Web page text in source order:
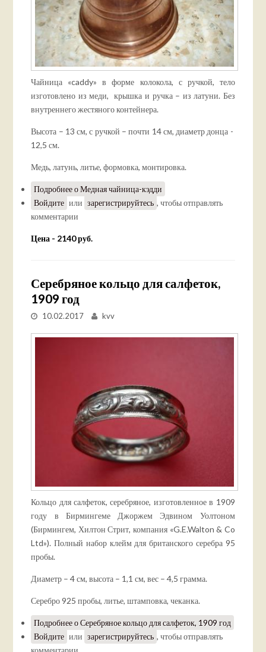
Чайница «caddy» в форме колокола, с ручкой, тело
изготовлено из меди, крышка и ручка – из латуни. Без
внутреннего жестяного контейнера.
Высота – 13 см, с ручкой – почти 14 см, диаметр донца -
12,5 см.
Медь, латунь, литье, формовка, монтировка.
Подробнеео Медная чайница-кэдди
Войдите или зарегистрируйтесь , чтобы отправлять
комментарии
Цена - 2140 руб.
Серебряное кольцо для салфеток,
1909 год
10.02.2017 kvv
Кольцо для салфеток, серебряное, изготовленное в 1909
году в Бирмингеме Джоржем Эдвином Уолтоном
(Бирмингем, Хилтон Стрит, компания «G.E.Walton & Co
Ltd»). Полный набор клейм для британского серебра 95
пробы.
Диаметр – 4 см, высота – 1,1 см, вес – 4,5 грамма.
Серебро 925 пробы, литье, штамповка, чеканка.
Подробнеео Серебряное кольцо для салфеток, 1909 год
Войдите или зарегистрируйтесь , чтобы отправлять
комментарии